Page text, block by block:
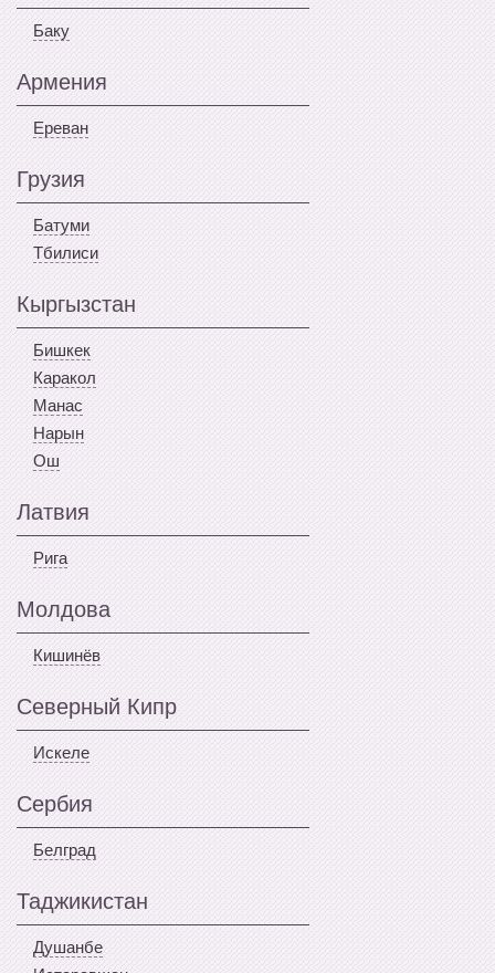
Баку
Армения
Ереван
Грузия
Батуми
Тбилиси
Кыргызстан
Бишкек
Каракол
Манас
Нарын
Ош
Латвия
Рига
Молдова
Кишинёв
Северный Кипр
Искеле
Сербия
Белград
Таджикистан
Душанбе